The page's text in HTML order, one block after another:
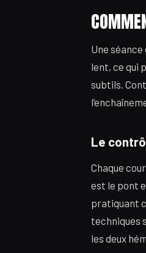
Une
lent, ce qui
subtils.
Le
Chaque
est le pont
pratiquant
techniques
les deux